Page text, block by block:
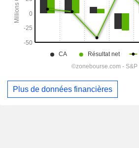
Plus de données financières